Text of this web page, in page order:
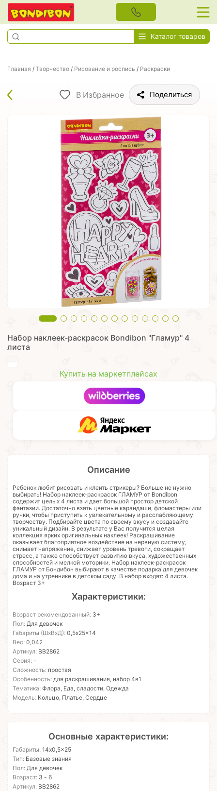
Каталог товаров
Главная / Творчество / Рисование и роспись / Раскраски
В Избранное Поделиться
Набор наклеек-раскрасок Bondibon "Гламур" 4
листа
Купить на маркетплейсах
Описание
Ребенок любит рисовать и клеить стрикеры? Больше не нужно
выбирать! Набор наклеек-раскрасок ГЛАМУР от Bondibon
содержит целых 4 листа и дает большой простор детской
фантазии. Достаточно взять цветные карандаши, фломастеры или
ручки, чтобы приступить к увлекательному и расслабляющему
творчеству. Подбирайте цвета по своему вкусу и создавайте
уникальный дизайн. В результате у Вас получится целая
коллекция ярких оригинальных наклеек! Раскрашивание
оказывает благоприятное воздействие на нервную систему,
снимает напряжение, снижает уровень тревоги, сокращает
стресс, а также способствует развитию вкуса, художественных
способностей и мелкой моторики. Набор наклеек-раскрасок
ГЛАМУР от Бондибон выбирают в качестве подарка для девочек
дома и на утреннике в детском саду. В набор входят: 4 листа.
Возраст 3+
Характеристики:
Возраст рекомендованный: 3+
Пол: Для девочек
Габариты (ШхВхД): 0,5x25x14
Вес: 0,042
Артикул: ВВ2862
Серия: -
Сложность: простая
Особенность: для раскрашивания, набор 4в1
Тематика: Флора, Еда, сладости, Одежда
Модель: Кольцо, Платье, Сердце
Основные характеристики:
Габариты: 14x0,5x25
Тип: Базовые знания
Пол: Для девочек
Возраст: 3 - 6
Артикул: ВВ2862